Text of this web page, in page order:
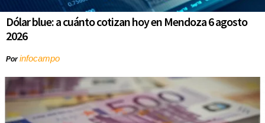
Dólar blue: a cuánto cotizan hoy en Mendoza 6 agosto
2026
Porinfocampo